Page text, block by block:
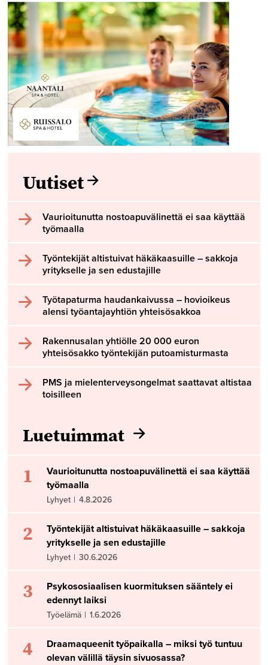
Uutiset
Vaurioitunutta nostoapuvälinettä ei saa käyttää
työmaalla
Työntekijät altistuivat häkäkaasuille – sakkoja
yritykselle ja sen edustajille
Työtapaturma haudankaivussa – hovioikeus
alensi työantajayhtiön yhteisösakkoa
Rakennusalan yhtiölle 20 000 euron
yhteisösakko työntekijän putoamisturmasta
PMS ja mielenterveysongelmat saattavat altistaa
toisilleen
Luetuimmat
1
Vaurioitunutta nostoapuvälinettä ei saa käyttää
työmaalla
Lyhyet | 4.8.2026
2
Työntekijät altistuivat häkäkaasuille – sakkoja
yritykselle ja sen edustajille
Lyhyet | 30.6.2026
3
Psykososiaalisen kuormituksen sääntely ei
edennyt laiksi
Työelämä | 1.6.2026
4
Draamaqueenit työpaikalla – miksi työ tuntuu
olevan välillä täysin sivuosassa?